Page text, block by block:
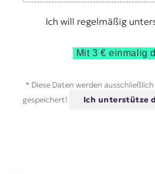
Ich will regelmäßig
Mit 3 € einmalig
* Diese Daten werden
gespeichert!
Ich unterstütze